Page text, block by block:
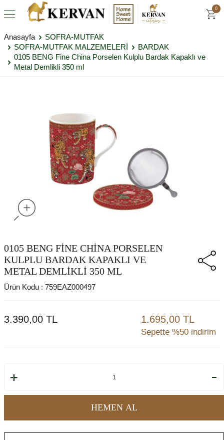
0
Anasayfa
SOFRA-MUTFAK
SOFRA-MUTFAK MALZEMELERİ
BARDAK
0105 BENG Fine China Porselen Kulplu Bardak Kapaklı ve
Metal Demlikli 350 ml
0105 BENG FINE CHINA PORSELEN
KULPLU BARDAK KAPAKLI VE
METAL DEMLIKLI 350 ML
Ürün Kodu : 759EAZ000497
3.390,00 TL 1.695,00 TL
Sepette %50 indirim
HEMEN AL